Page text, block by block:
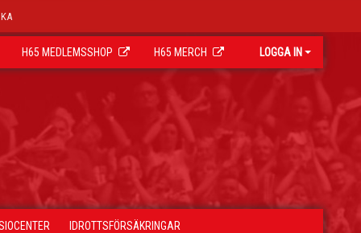
H65 MEDLEMSSHOP H65 MERCH LOGGA IN
IDROTTSFÖRSÄKRINGAR